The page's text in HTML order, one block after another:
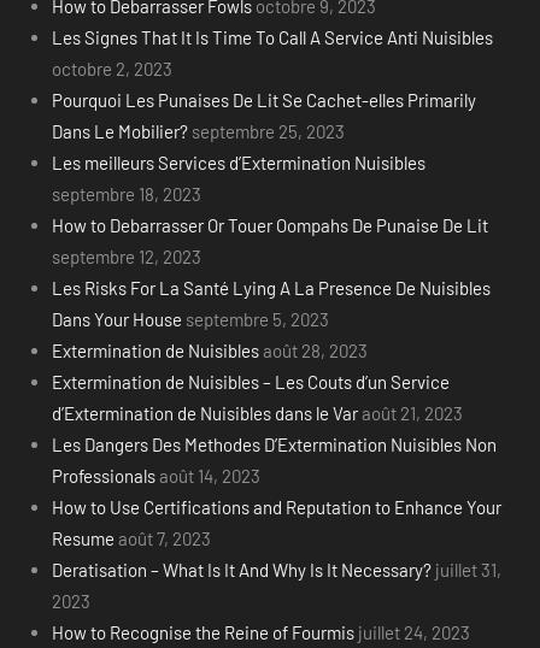
How to Debarrasser Fowls octobre 9, 2023
Les Signes That It Is Time To Call A Service Anti Nuisibles
octobre 2, 2023
Pourquoi Les Punaises De Lit Se Cachet-elles Primarily
Dans Le Mobilier? septembre 25, 2023
Les meilleurs Services d’Extermination Nuisibles
septembre 18, 2023
How to Debarrasser Or Touer Oompahs De Punaise De Lit
septembre 12, 2023
Les Risks For La Santé Lying A La Presence De Nuisibles
Dans Your House septembre 5, 2023
Extermination de Nuisiblesaoût 28, 2023
Extermination de Nuisibles – Les Couts d’un Service
d’Extermination de Nuisibles dans le Varaoût 21, 2023
Les Dangers Des Methodes D’Extermination Nuisibles Non
Professionalsaoût 14, 2023
How to Use Certifications and Reputation to Enhance Your
Resume août 7, 2023
Deratisation – What Is It And Why Is It Necessary? juillet 31,
2023
How to Recognise the Reine of Fourmis juillet 24, 2023